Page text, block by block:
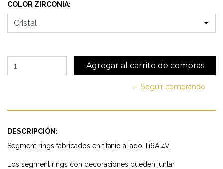
COLOR ZIRCONIA:
← Seguir comprando
DESCRIPCIÓN:
Segment rings fabricados en titanio aliado Ti6Al4V.
Los segment rings con decoraciones pueden juntar